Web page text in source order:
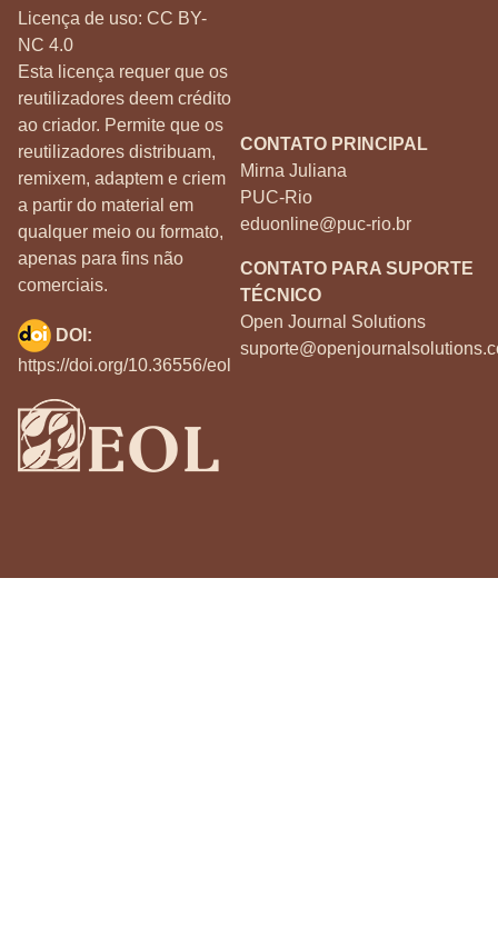
Licença de uso: CC BY-
NC 4.0
Esta licença requer que os
reutilizadores deem crédito
ao criador. Permite que os
reutilizadores distribuam,
remixem, adaptem e criem
a partir do material em
qualquer meio ou formato,
apenas para fins não
comerciais.
CONTATO PRINCIPAL
Mirna Juliana
PUC-Rio
eduonline@puc-rio.br
CONTATO PARA SUPORTE
TÉCNICO
Open Journal Solutions
DOI:
https://doi.org/10.36556/eol